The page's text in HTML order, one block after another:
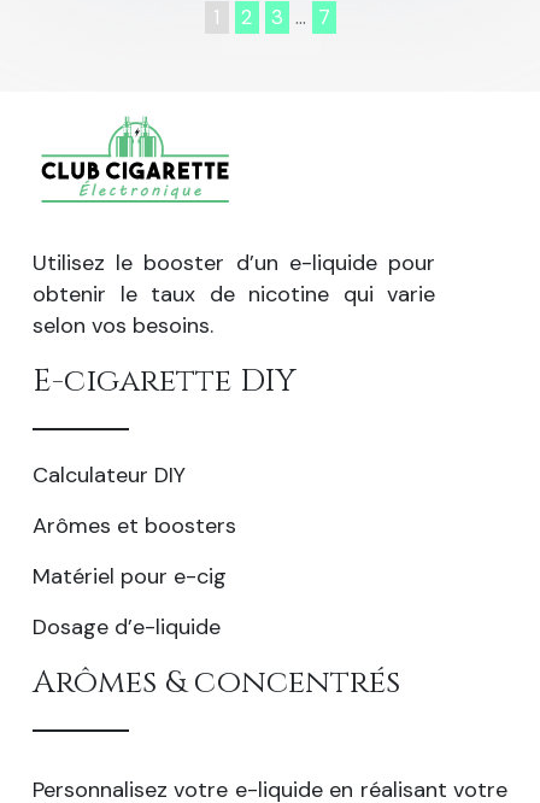
1 2 3 … 7
Utilisez le booster d’un e-liquide pour
obtenir le taux de nicotine qui varie
selon vos besoins.
E-cigarette DIY
Calculateur DIY
Arômes et boosters
Matériel pour e-cig
Dosage d’e-liquide
Arômes & concentrés
Personnalisez votre e-liquide en réalisant votre